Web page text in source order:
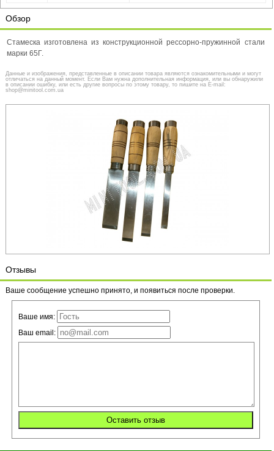
Обзор
Стамеска изготовлена из конструкционной рессорно-пружинной стали
марки 65Г.
Данные и изображения, представленные в описании товара являются ознакомительными и могут
отличаться на данный момент. Если Вам нужна дополнительная информация, или вы обнаружили
в описании ошибку, или есть другие вопросы по этому товару, то пишите на E-mail:
shop@minitool.com.ua
Отзывы
Ваше сообщение успешно принято, и появиться после проверки.
Ваше имя:
Ваш email: